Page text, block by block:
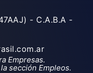
- C.A.B.A -
Empresas.
sección Empleos.